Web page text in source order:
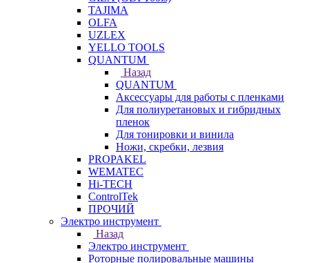
TAJIMA
OLFA
UZLEX
YELLO TOOLS
QUANTUM
Назад
QUANTUM
Аксессуары для работы с пленками
Для полиуретановых и гибридных
пленок
Для тонировки и винила
Ножи, скребки, лезвия
PROPAKEL
WEMATEC
Hi-TECH
ControlTek
ПРОЧИЙ
Электро инструмент
Назад
Электро инструмент
Роторные полировальные машины